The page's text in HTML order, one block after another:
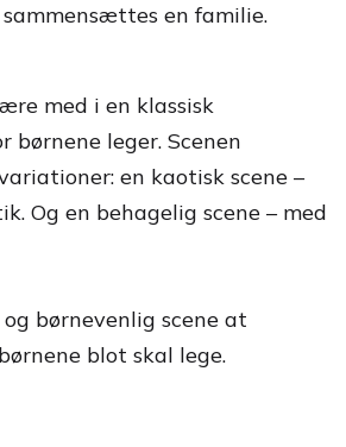
en familie.
med i en klassisk
børnene leger. Scenen
en kaotisk scene –
Og en behagelig scene – med
børnevenlig scene at
blot skal lege.